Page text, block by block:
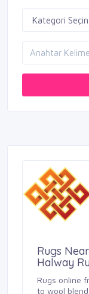
Rugs
Halway
Rugs online
to wool